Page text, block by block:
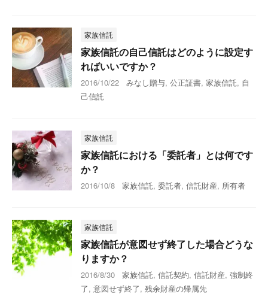
家族信託
家族信託の自己信託はどのように設定す
ればいいですか？
2016/10/22 みなし贈与, 公正証書, 家族信託, 自
己信託
家族信託
家族信託における「委託者」とは何です
か？
2016/10/8 家族信託, 委託者, 信託財産, 所有者
家族信託
家族信託が意図せず終了した場合どうな
りますか？
2016/8/30 家族信託, 信託契約, 信託財産, 強制終
了, 意図せず終了, 残余財産の帰属先